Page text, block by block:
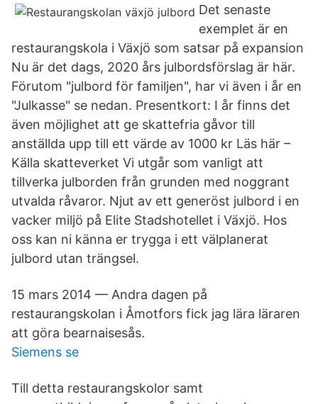
Det senaste
exemplet är en
restaurangskola i Växjö som satsar på expansion
Nu är det dags, 2020 års julbordsförslag är här.
Förutom "julbord för familjen", har vi även i år en
"Julkasse" se nedan. Presentkort: I år finns det
även möjlighet att ge skattefria gåvor till
anställda upp till ett värde av 1000 kr Läs här –
Källa skatteverket Vi utgår som vanligt att
tillverka julborden från grunden med noggrant
utvalda råvaror. Njut av ett generöst julbord i en
vacker miljö på Elite Stadshotellet i Växjö. Hos
oss kan ni känna er trygga i ett välplanerat
julbord utan trängsel.
15 mars 2014 — Andra dagen på
restaurangskolan i Åmotfors fick jag lära läraren
att göra bearnaisesås.
Siemens se
Till detta restaurangskolor samt